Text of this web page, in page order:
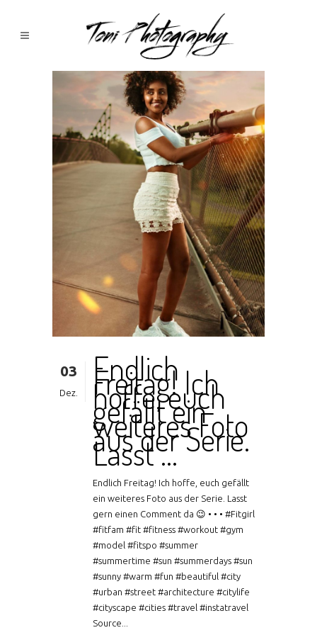
03
Dez.
Endlich
Freitag! Ich
hoffe, euch
gefällt ein
weiteres Foto
aus der Serie.
Lasst …
Endlich Freitag! Ich hoffe, euch gefällt
ein weiteres Foto aus der Serie. Lasst
gern einen Comment da 😉 • • • #Fitgirl
#fitfam #fit #fitness #workout #gym
#model #fitspo #summer
#summertime #sun #summerdays #sun
#sunny #warm #fun #beautiful #city
#urban #street #architecture #citylife
#cityscape #cities #travel #instatravel
Source...